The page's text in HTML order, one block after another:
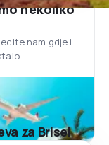
nekoliko
nam gdje i
za Brisel